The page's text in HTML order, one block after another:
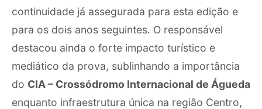
continuidade já assegurada para esta edição e
para os dois anos seguintes. O responsável
destacou ainda o forte impacto turístico e
mediático da prova, sublinhando a importância
do CIA – Crossódromo Internacional de Águeda
enquanto infraestrutura única na região Centro,